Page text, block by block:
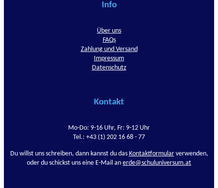
Info
Über uns
FAQs
Zahlung und Versand
Impressum
Datenschutz
Kontakt
Mo-Do: 9-16 Uhr, Fr: 9-12 Uhr
Tel.: +43 (1) 202 16 68 - 77
Du willst uns schreiben, dann kannst du das Kontaktformularverwenden,
oder du schickst uns eine E-Mail an erde@schuluniversum.at